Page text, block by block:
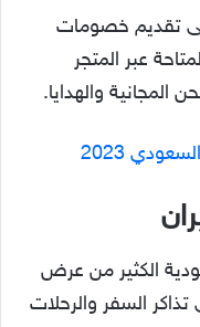
تقديم خصومات
المتاحة عبر المتجر
المجانية والهدايا.
2023
الكثير من عرض
السفر والرحلات